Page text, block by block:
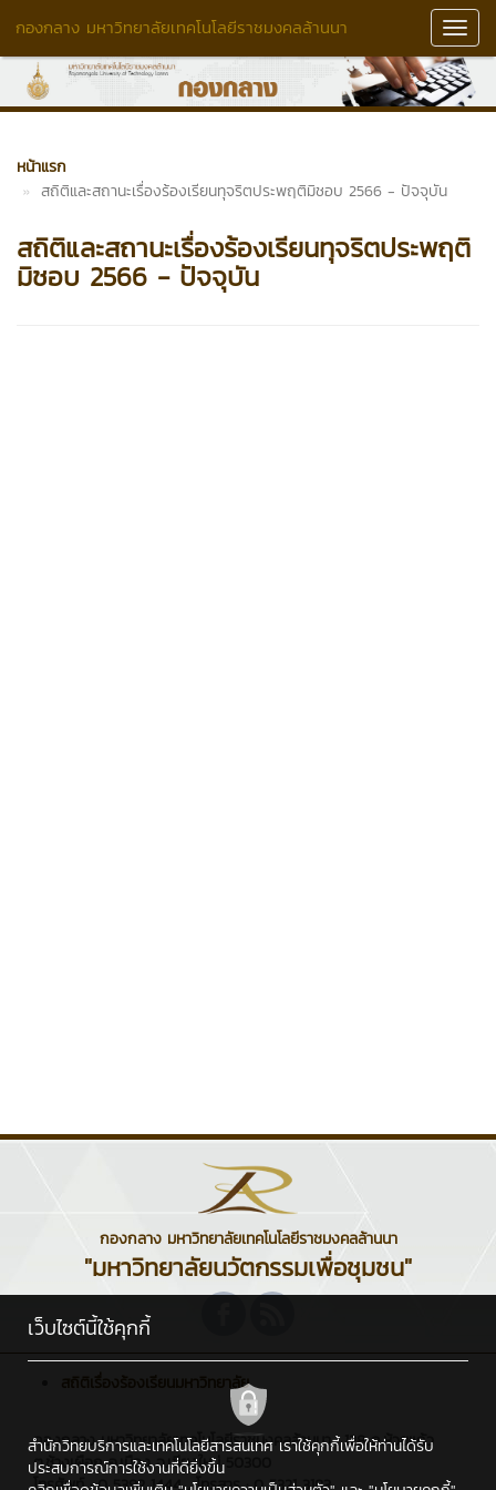
กองกลาง มหาวิทยาลัยเทคโนโลยีราชมงคลล้านนา
หน้าแรก
สถิติและสถานะเรื่องร้องเรียนทุจริตประพฤติมิชอบ 2566 - ปัจจุบัน
สถิติและสถานะเรื่องร้องเรียนทุจริตประพฤติ
มิชอบ 2566 - ปัจจุบัน
กองกลาง มหาวิทยาลัยเทคโนโลยีราชมงคลล้านนา
"มหาวิทยาลัยนวัตกรรมเพื่อชุมชน"
สถิติเรื่องร้องเรียนมหาวิทยาลัย
กองกลาง มหาวิทยาลัยเทคโนโลยีราชมงคลล้านนา : 128 ถ.ห้วยแก้ว
ต.ช้างเผือก อ.เมือง จ.เชียงใหม่ 50300
โทรศัพท์ : 0 5392 1444 , โทรสาร : 0 5321 3183
เว็บไซต์นี้ใช้คุกกี้
สำนักวิทยบริการและเทคโนโลยีสารสนเทศ เราใช้คุกกี้เพื่อให้ท่านได้รับ
ประสบการณ์การใช้งานที่ดียิ่งขึ้น